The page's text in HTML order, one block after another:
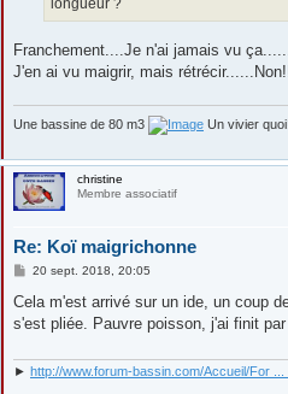
longueur ?
Franchement....Je n'ai jamais vu
J'en ai vu maigrir, mais
Une bassine de 80 m3 Un vivier
christine
Membre associatif
Re: Koï maigrichonne
M
s
a
20 sept. 2018, 20:05
Cela m'est arrivé sur un ide, un coup
s'est pliée. Pauvre poisson, j'ai finit par
► http://www.forum-bassin.com/Accueil/For ...